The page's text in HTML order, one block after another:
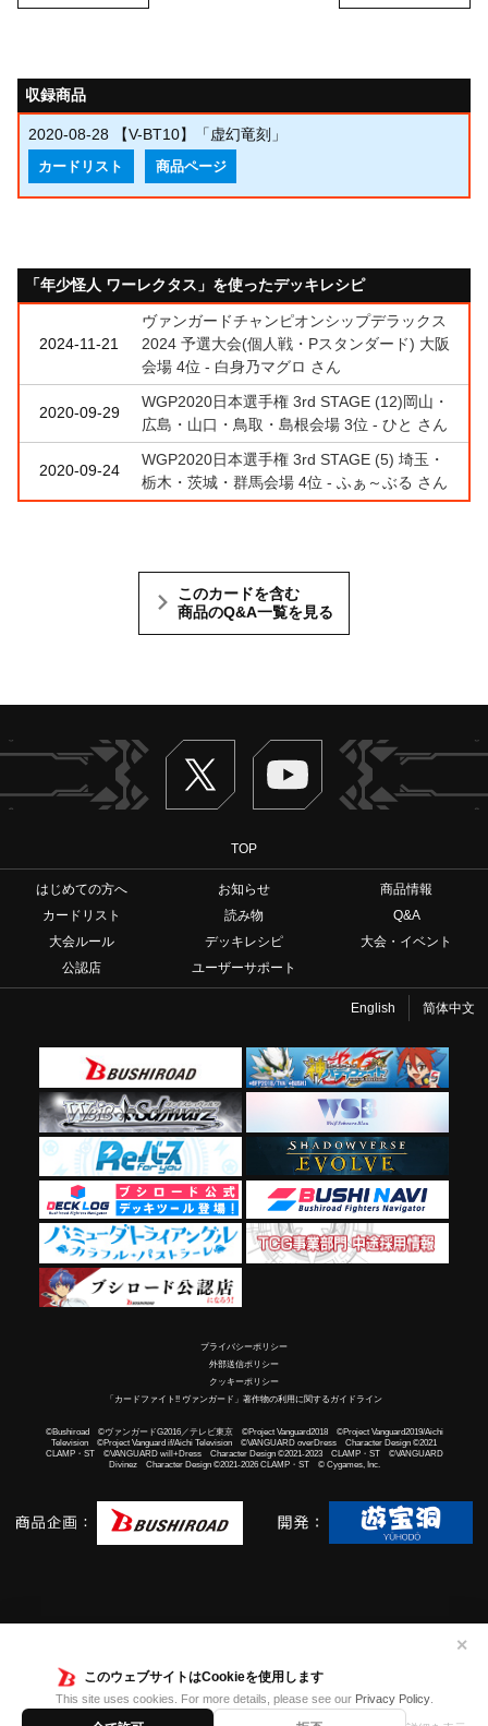
このウェブサイトはCookieを使用します
This site uses cookies. For more details, please see our Privacy Policy.
✕
収録商品
2020-08-28 【V-BT10】「虚幻竜刻」
カードリスト 商品ページ
「年少怪人 ワーレクタス」を使ったデッキレシピ
2024-11-21
ヴァンガードチャンピオンシップデラックス
2024 予選大会(個人戦・Pスタンダード) 大阪
会場 4位 - 白身乃マグロ さん
2020-09-29
WGP2020日本選手権 3rd STAGE (12)岡山・
広島・山口・鳥取・島根会場 3位 - ひと さん
2020-09-24
WGP2020日本選手権 3rd STAGE (5) 埼玉・
栃木・茨城・群馬会場 4位 - ふぁ～ぶる さん
このカードを含む
商品のQ&A一覧を見る
Twitter ヴァンガードch
TOP
はじめての方へ お知らせ
商品情報
カードリスト
読み物
Q&A
大会ルール
デッキレシピ
大会・イベント
公認店
ユーザーサポート
English 简体中文
プライバシーポリシー
外部送信ポリシー
クッキーポリシー
「カードファイト!! ヴァンガード」著作物の利用に関するガイドライン
©Bushiroad ©ヴァンガードG2016／テレビ東京 ©Project Vanguard2018 ©Project Vanguard2019/Aichi
Television ©Project Vanguard if/Aichi Television ©VANGUARD overDress Character Design ©2021
CLAMP・ST ©VANGUARD will+Dress Character Design ©2021-2023 CLAMP・ST ©VANGUARD
Divinez Character Design ©2021-2026 CLAMP・ST © Cygames, Inc.